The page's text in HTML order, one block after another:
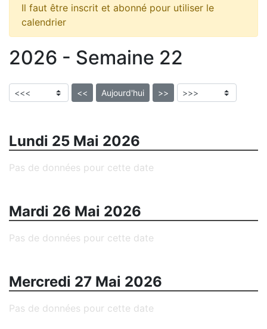
Il faut être inscrit et abonné pour utiliser le
calendrier
2026 - Semaine 22
<< Aujourd'hui >>
Lundi 25 Mai 2026
Pas de données pour cette date
Mardi 26 Mai 2026
Pas de données pour cette date
Mercredi 27 Mai 2026
Pas de données pour cette date